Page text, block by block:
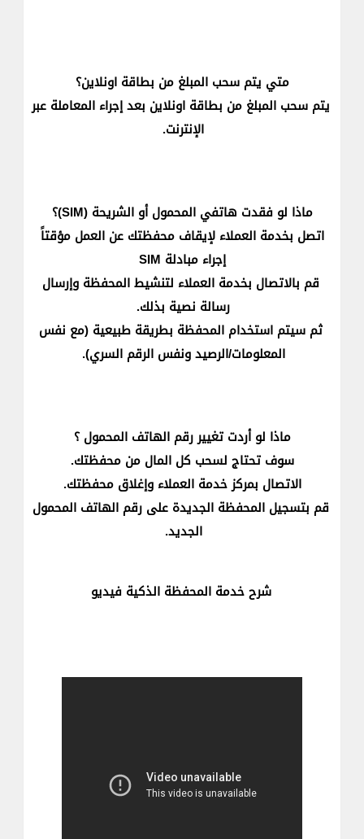
​متي يتم سحب المبلغ من ​بطاقة اونلاين؟
​​يتم سحب المبلغ من بطاقة اونلاين بعد إجراء المعاملة عبر
الإنترنت.
ماذا لو فقدت هاتفي المحمول أو الشريحة (SIM)؟
اتصل بخدمة العملاء لإيقاف محفظتك عن العمل مؤقتاً
إجراء م​​بادلة SIM
قم بالاتصال بخدمة العملاء لتنشيط المحفظة وإرسال
رسالة نصية بذلك.
ثم سيتم استخدام المحفظة بطريقة طبيعية (مع نفس
المعلومات/​​الرصيد ونفس الرقم السري).
ماذا لو أردت تغيير رقم الهاتف المحمول ؟
​​سوف تحتاج لسحب كل المال من محفظتك.
الاتصال بمركز خدمة العملاء وإغلاق محفظتك.
قم بتسجيل المحفظة الجديدة على رقم الهاتف المحمول
الجديد.
شرح خدمة المحفظة الذكية فيديو